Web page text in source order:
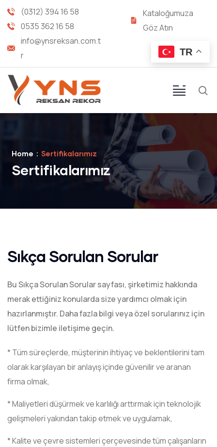
(0312) 394 16 58
0535 362 16 58
info@ynsreksan.com.t
r
Kataloğumuza
Göz Atın
TR
Home Sertifikalarımız
Sertifikalarımız
Sıkça Sorulan Sorular
Bu Sıkça Sorulan Sorular sayfası, şirketimiz hakkında
merak ettiğiniz konularda size yardımcı olmak için
hazırlanmıştır. Daha fazla bilgi veya özel sorularınız için
lütfen bizimle iletişime geçin.
* Tüm süreçlerde, müşterinin ihtiyaç ve beklentilerini tam
olarak karşılayan bir anlayış içinde güvenilir ve aranan
firma olmak,
* Maliyetleri düşürmek ve karlılığı arttırmak için teknolojik
gelişmeleri yakından takip etmek ve uygulamak,
* Kalite ve çevre sistemleri çerçevesinde tüm çalışanların